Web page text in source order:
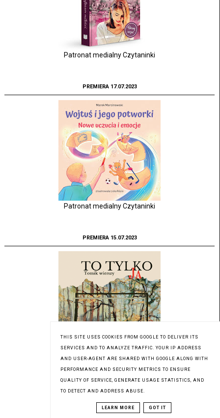
Patronat medialny Czytaninki
PREMIERA 17.07.2023
Patronat medialny Czytaninki
PREMIERA 15.07.2023
THIS SITE USES COOKIES FROM GOOGLE TO DELIVER ITS
SERVICES AND TO ANALYZE TRAFFIC. YOUR IP ADDRESS
AND USER-AGENT ARE SHARED WITH GOOGLE ALONG WITH
PERFORMANCE AND SECURITY METRICS TO ENSURE
QUALITY OF SERVICE, GENERATE USAGE STATISTICS, AND
TO DETECT AND ADDRESS ABUSE.
LEARN MORE GOT IT